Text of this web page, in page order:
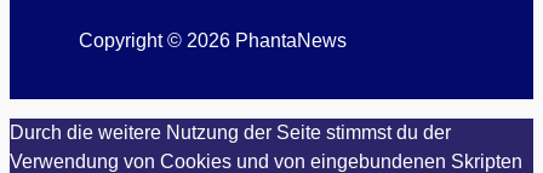
Copyright © 2026 PhantaNews
Durch die weitere Nutzung der Seite stimmst du der
Verwendung von Cookies und von eingebundenen Skripten